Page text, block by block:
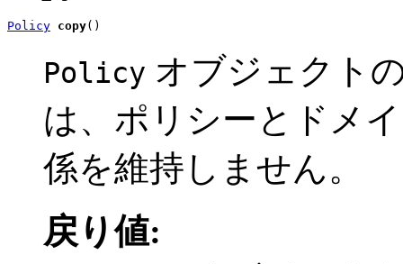
Policy copy()
Policy オブジェクト
は、ポリシーとドメ
係を維持しません。
戻り値: